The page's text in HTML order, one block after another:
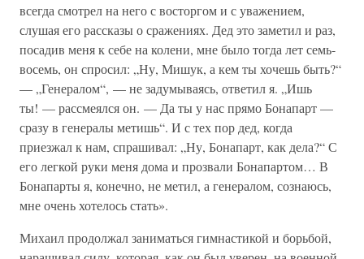
всегда смотрел на него с восторгом и с уважением,
слушая его рассказы о сражениях. Дед это заметил и раз,
посадив меня к себе на колени, мне было тогда лет семь-
восемь, он спросил: „Ну, Мишук, а кем ты хочешь быть?“
— „Генералом“, — не задумываясь, ответил я. „Ишь
ты! — рассмеялся он. — Да ты у нас прямо Бонапарт —
сразу в генералы метишь“. И с тех пор дед, когда
приезжал к нам, спрашивал: „Ну, Бонапарт, как дела?“ С
его легкой руки меня дома и прозвали Бонапартом… В
Бонапарты я, конечно, не метил, а генералом, сознаюсь,
мне очень хотелось стать».
Михаил продолжал заниматься гимнастикой и борьбой,